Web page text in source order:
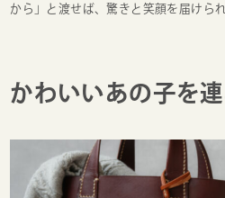
から」と渡せば、驚きと笑顔を届けら
かわいいあの子を